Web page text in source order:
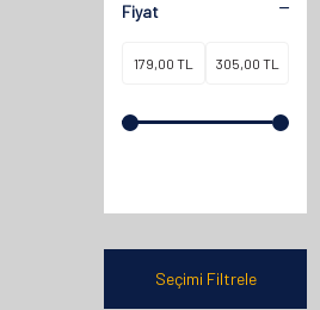
Fiyat
Seçimi Filtrele